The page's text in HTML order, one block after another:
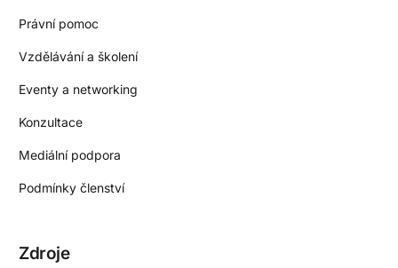
Právní pomoc
Vzdělávání a školení
Eventy a networking
Konzultace
Mediální podpora
Podmínky členství
Zdroje